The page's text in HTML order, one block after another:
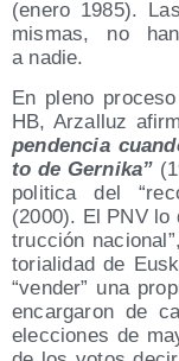
(enero 1985).
mis­mas, no
a nadie.
En pleno
HB, Arza­lluz
pen­den­cia
to de Ger­ni­ka”
poli­ti­ca del
(2000). El PNV lo
truc­ción
to­ria­li­dad de
“ven­der” una
encar­ga­ron de
elec­cio­nes de